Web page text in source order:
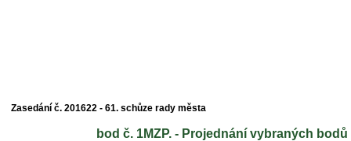
Zasedání č. 201622 - 61. schůze rady města
bod č. 1MZP. - Projednání vybraných